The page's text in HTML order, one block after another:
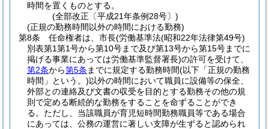
時間を置くものとする。
(全部改正〔平成21年条例28号〕)
(正規の勤務時間以外の時間における勤務)
第8条
任命権者は、市長(労働基準法(昭和22年法律第49号)
別表第1第1号から第10号まで及び第13号から第15号までに
掲げる事業にあっては労働基準監督署長)の許可を受けて、
第2条から第5条 までに規定する勤務時間(以下「正規の勤務
時間」という。)以外の時間において職員に設備等の保全、
外部との連絡及び文書の収受を目的とする勤務その他の規
則で定める断続的な勤務をすることを命ずることができ
る。 ただし、当該職員が育児短時間勤務職員等である場合
にあっては、公務の運営に著しい支障が生ずると認められ